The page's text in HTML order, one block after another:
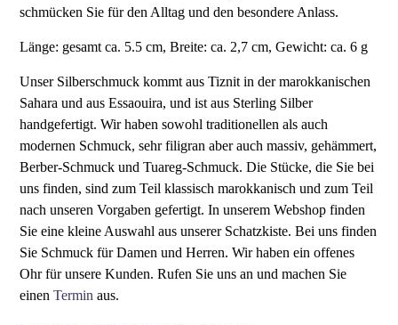
schmücken Sie für den Alltag und den besondere Anlass.
Länge: gesamt ca. 5.5 cm, Breite: ca. 2,7 cm, Gewicht: ca. 6 g
Unser Silberschmuck kommt aus Tiznit in der marokkanischen
Sahara und aus Essaouira, und ist aus Sterling Silber
handgefertigt. Wir haben sowohl traditionellen als auch
modernen Schmuck, sehr filigran aber auch massiv, gehämmert,
Berber-Schmuck und Tuareg-Schmuck. Die Stücke, die Sie bei
uns finden, sind zum Teil klassisch marokkanisch und zum Teil
nach unseren Vorgaben gefertigt. In unserem Webshop finden
Sie eine kleine Auswahl aus unserer Schatzkiste. Bei uns finden
Sie Schmuck für Damen und Herren. Wir haben ein offenes
Ohr für unsere Kunden. Rufen Sie uns an und machen Sie
einenTermin aus.